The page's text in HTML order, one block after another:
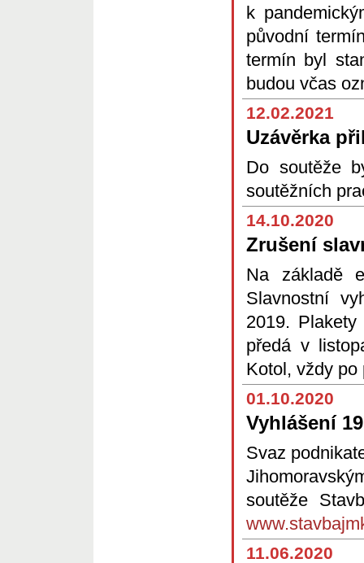
k
původní
termín byl
budou včas
12.02.2021
Uzávěrka
Do soutěže
soutěžních
14.10.2020
Zrušení
Na základě
Slavnostní
2019.
předá v
Kotol, vždy
01.10.2020
Vyhlášení
Svaz
soutěže
11.06.2020